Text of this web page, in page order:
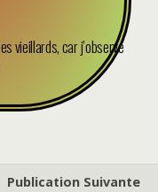
vieillards, car j’observe
Publication Suivante